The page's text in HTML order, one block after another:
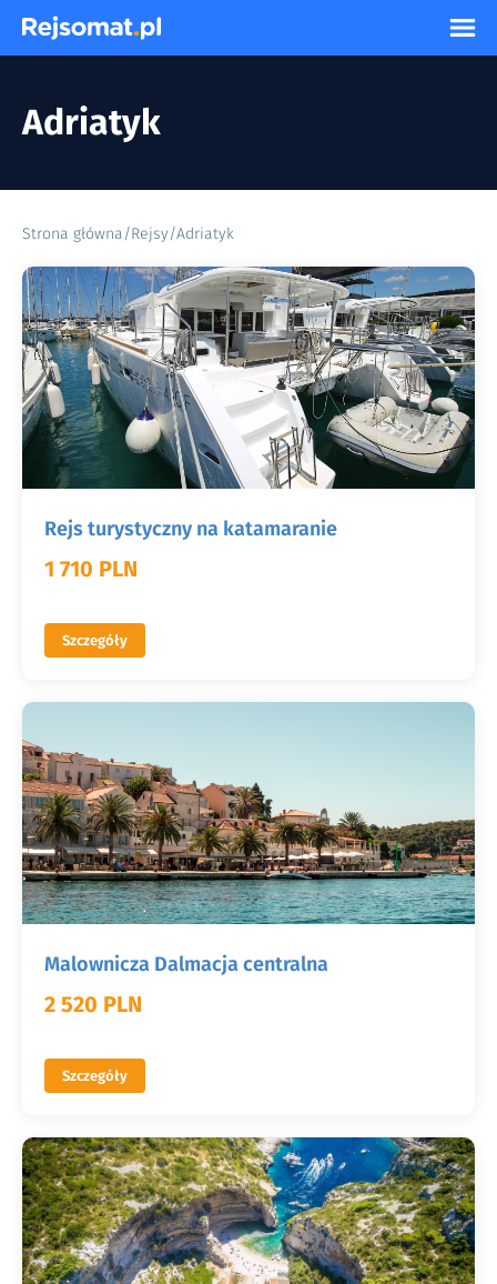
Adriatyk
Strona główna/Rejsy/Adriatyk
Rejs turystyczny na katamaranie
1 710 PLN
Szczegóły
Malownicza Dalmacja centralna
2 520 PLN
Szczegóły